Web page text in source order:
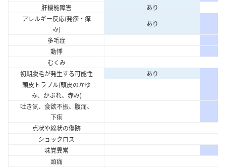
肝機能障害
あり
アレルギー反応(発疹・痒
み)
あり
多毛症
動悸
むくみ
初期脱毛が発生する可能性
あり
頭皮トラブル(頭皮のかゆ
み、かぶれ、赤み)
吐き気、食欲不振、腹痛、
下痢
点状や線状の傷跡
ショックロス
味覚異常
頭痛